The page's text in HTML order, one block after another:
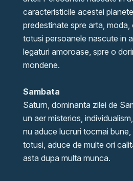
caracteristicile acestei
predestinate spre arta,
totusi persoanele nascute in
legaturi amoroase, spre o
mondene.
Sambata
Saturn, dominanta zilei de
un aer misterios,
nu aduce lucruri tocmai
totusi, aduce de multe ori
asta dupa multa munca.